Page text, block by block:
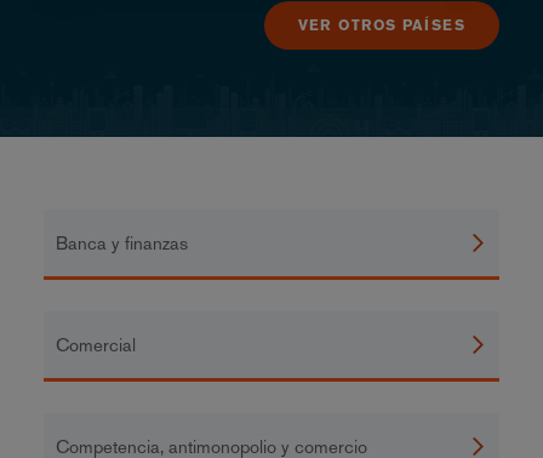
VER OTROS PAÍSES
Banca y finanzas
Comercial
Competencia, antimonopolio y comercio